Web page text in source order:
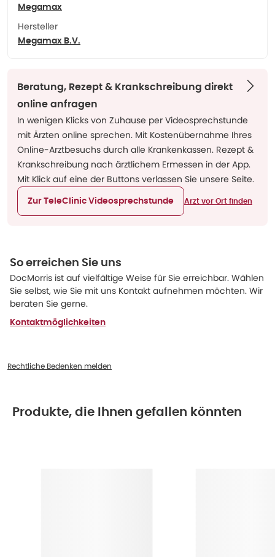
Megamax
Hersteller
Megamax B.V.
Beratung, Rezept & Krankschreibung direkt
online anfragen
In wenigen Klicks von Zuhause per Videosprechstunde
mit Ärzten online sprechen. Mit Kostenübernahme Ihres
Online-Arztbesuchs durch alle Krankenkassen. Rezept &
Krankschreibung nach ärztlichem Ermessen in der App.
Mit Klick auf eine der Buttons verlassen Sie unsere Seite.
Zur TeleClinic Videosprechstunde Arzt vor Ort finden
So erreichen Sie uns
DocMorris ist auf vielfältige Weise für Sie erreichbar. Wählen
Sie selbst, wie Sie mit uns Kontakt aufnehmen möchten. Wir
beraten Sie gerne.
Kontaktmöglichkeiten
Rechtliche Bedenken melden
Produkte, die Ihnen gefallen könnten